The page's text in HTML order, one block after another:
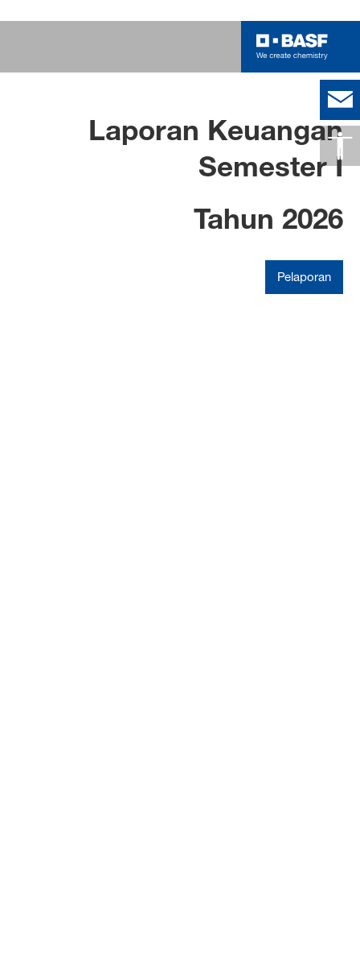
Laporan Keuangan
Semester I
Tahun 2026
Pelaporan
Strategi “Winning